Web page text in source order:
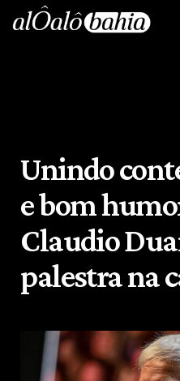
Unindo
e bom
Claudio
palestra na